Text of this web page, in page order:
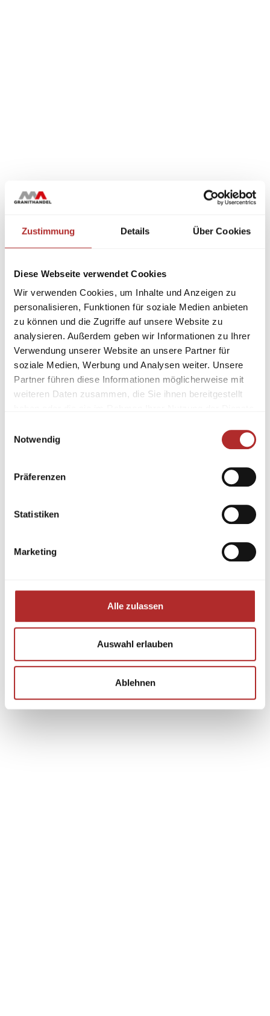
Zustimmung Details Über Cookies
Diese Webseite verwendet Cookies
Wir verwenden Cookies, um Inhalte und Anzeigen zu
personalisieren, Funktionen für soziale Medien anbieten
zu können und die Zugriffe auf unsere Website zu
analysieren. Außerdem geben wir Informationen zu Ihrer
Verwendung unserer Website an unsere Partner für
soziale Medien, Werbung und Analysen weiter. Unsere
Partner führen diese Informationen möglicherweise mit
weiteren Daten zusammen, die Sie ihnen bereitgestellt
Notwendig
Präferenzen
Statistiken
Marketing
Alle zulassen
Auswahl erlauben
Ablehnen